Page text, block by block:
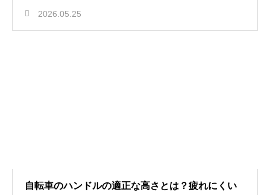
2026.05.25
自転車のハンドルの適正な高さとは？疲れにくい